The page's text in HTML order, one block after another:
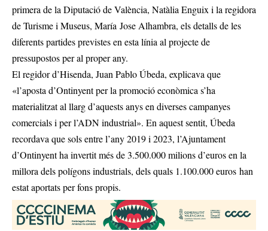
primera de la Diputació de València, Natàlia Enguix i la regidora
de Turisme i Museus, María Jose Alhambra, els detalls de les
diferents partides previstes en esta línia al projecte de
pressupostos per al proper any.
El regidor d’Hisenda, Juan Pablo Úbeda, explicava que
«l’aposta d’Ontinyent per la promoció econòmica s’ha
materialitzat al llarg d’aquests anys en diverses campanyes
comercials i per l’ADN industrial». En aquest sentit, Úbeda
recordava que sols entre l’any 2019 i 2023, l’Ajuntament
d’Ontinyent ha invertit més de 3.500.000 milions d’euros en la
millora dels polígons industrials, dels quals 1.100.000 euros han
estat aportats per fons propis.